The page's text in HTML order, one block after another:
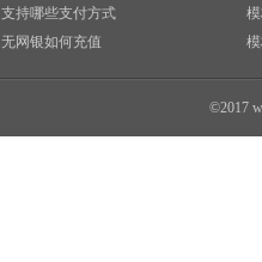
支持哪些支付方式
无网银如何充值
©2017